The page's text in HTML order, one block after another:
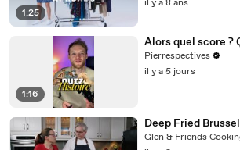
1:25
il y a 8 ans
1:16
Alors quel score ?
Pierrespectives
il y a 5 jours
Deep Fried
Glen & Friends